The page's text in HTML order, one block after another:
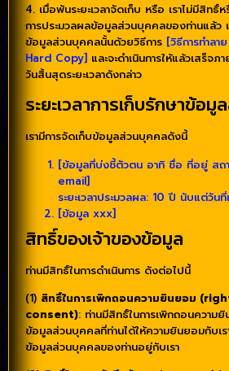
4. เมื่อพ้นระยะเวลาจัดเก็บ หรือ เราไม่มีสิทธิ์
การประมวลผลข้อมูลส่วนบุคคลของท่านแล้ว เ
ข้อมูลส่วนบุคคลนั้นด้วยวิธีการ [วิธีการทำล
Hard Copy] และจะดำเนินการให้แล้วเสร็จภา
วันสิ้นสุดระยะเวลาดังกล่าว
ระยะเวลาการเก็บรักษาข้อ
เรามีการจัดเก็บข้อมูลส่วนบุคคลดังนี้
[ข้อมูลที่บ่งชี้ตัวตน อาทิ ชื่อ ที่อยู่ สถ
email]
ระยะเวลาประมวลผล: 10 ปี นับแต่วั
[ข้อมูล xxx]
สิทธิ์ของเจ้าของข้อมูล
ท่านมีสิทธิ์ในการดำเนินการ ดังต่อไปนี้
(1) สิทธิ์ในการเพิกถอนความยินยอม
consent): ท่านมีสิทธิ์ในการเพิกถอนความ
ข้อมูลส่วนบุคคลที่ท่านได้ให้ความยินยอมกับเร
ข้อมูลส่วนบุคคลของท่านอยู่กับเรา